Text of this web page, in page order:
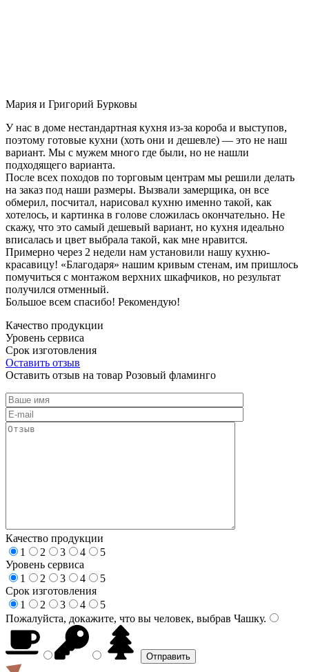
Мария и Григорий Бурковы
У нас в доме нестандартная кухня из-за короба и выступов,
поэтому готовые кухни (хоть они и дешевле) — это не наш
вариант. Мы с мужем много где были, но не нашли
подходящего варианта.
После всех походов по торговым центрам мы решили делать
на заказ под наши размеры. Вызвали замерщика, он все
обмерил, посчитал, нарисовал кухню именно такой, как
хотелось, и картинка в голове сложилась окончательно. Не
скажу, что это самый дешевый вариант, но кухня идеально
вписалась и цвет выбрала такой, как мне нравится.
Примерно через 2 недели нам установили нашу кухню-
красавицу! «Благодаря» нашим кривым стенам, им пришлось
помучиться с монтажом верхних шкафчиков, но результат
получился отменный.
Большое всем спасибо! Рекомендую!
Качество продукции
Уровень сервиса
Срок изготовления
Оставить отзыв
Оставить отзыв на товар Розовый фламинго
Качество продукции
1
2 3 4
5
Уровень сервиса
1
2 3 4
5
Срок изготовления
1
2 3 4
5
Пожалуйста, докажите, что вы человек, выбрав Чашку.